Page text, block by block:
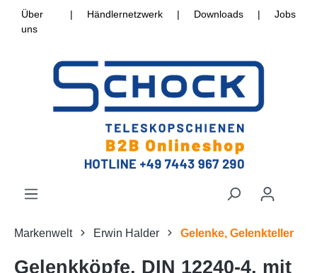
Über
uns
| Händlernetzwerk | Downloads | Jobs
Markenwelt Erwin Halder Gelenke, Gelenkteller
Gelenkköpfe, DIN 12240-4, mit